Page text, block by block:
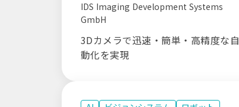
IDS Imaging Development Systems
GmbH
3Dカメラで迅速・簡単・高精度な自
動化を実現